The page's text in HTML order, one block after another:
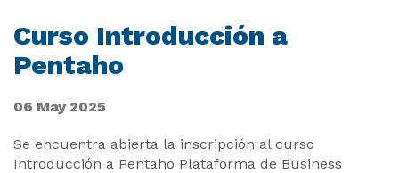
Curso Introducción a
Pentaho
06 May 2025
Se encuentra abierta la inscripción al curso
Introducción a Pentaho Plataforma de Business